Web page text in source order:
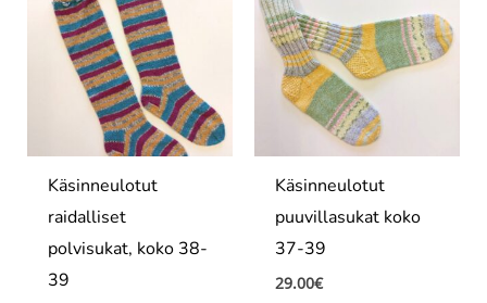
Käsinneulotut
raidalliset
polvisukat, koko 38-
39
Käsinneulotut
puuvillasukat koko
37-39
29.00€